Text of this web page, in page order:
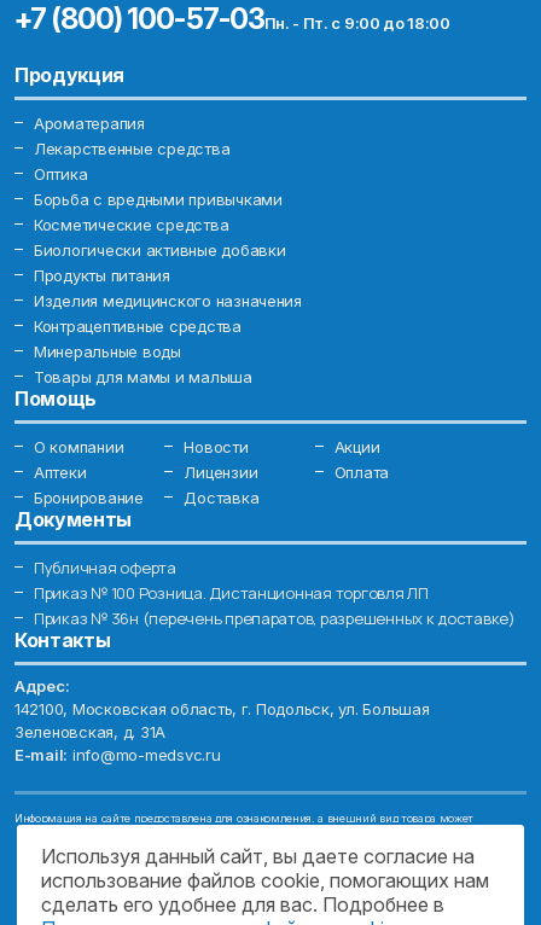
+7 (800) 100-57-03Пн. - Пт. с 9:00 до 18:00
Продукция
Ароматерапия
Лекарственные средства
Оптика
Борьба с вредными привычками
Косметические средства
Биологически активные добавки
Продукты питания
Изделия медицинского назначения
Контрацептивные средства
Минеральные воды
Товары для мамы и малыша
Помощь
О компании Новости
Акции
Аптеки
Лицензии
Оплата
Бронирование
Доставка
Документы
Публичная оферта
Приказ № 100 Розница. Дистанционная торговля ЛП
Приказ № 36н (перечень препаратов, разрешенных к доставке)
Контакты
Адрес:
142100, Московская область, г. Подольск, ул. Большая
Зеленовская, д. 31А
E-mail: info@mo-medsvc.ru
Информация на сайте предоставлена для ознакомления, а внешний вид товара может
Имеются противопоказания, проконсультируйтесь со специалистом!
© 2026. ГОСУДАРСТВЕННОЕ БЮДЖЕТНОЕ УЧРЕЖДЕНИЕ МОСКОВСКОЙ
ОБЛАСТИ "МОСОБЛМЕДСЕРВИС"
Используя данный сайт, вы даете согласие на
использование файлов cookie, помогающих нам
сделать его удобнее для вас. Подробнее в